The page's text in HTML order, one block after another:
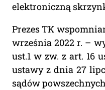
elektroniczną
Prezes TK
września 2022 r. –
ust.1 w zw. z art. 16
ustawy z dnia 27
sądów